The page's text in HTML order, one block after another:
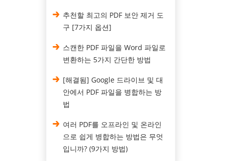
추천할 최고의 PDF 보안 제거 도
구 [7가지 옵션]
스캔한 PDF 파일을 Word 파일로
변환하는 5가지 간단한 방법
[해결됨] Google 드라이브 및 대
안에서 PDF 파일을 병합하는 방
법
여러 PDF를 오프라인 및 온라인
으로 쉽게 병합하는 방법은 무엇
입니까? (9가지 방법)